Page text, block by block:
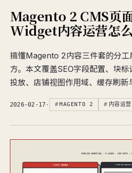
Magento 2 CMS页
Widget内容运营怎么
搞懂Magento 2内容三件套的分工
方。本文覆盖SEO字段配置、块
投放、店铺视图作用域、缓存刷新
2026-02-17 · MAGENTO 2 内容运营